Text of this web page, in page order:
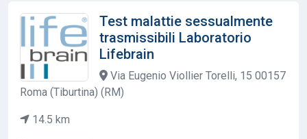
Test malattie sessualmente
trasmissibili Laboratorio
Lifebrain
Via Eugenio Viollier Torelli, 15 00157
Roma (Tiburtina) (RM)
14.5 km